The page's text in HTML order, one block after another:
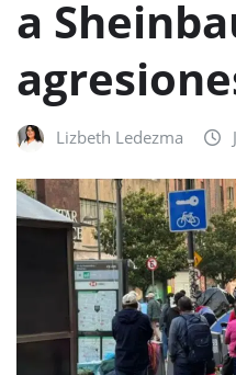
a
Lizbeth Ledezma